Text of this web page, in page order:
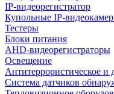
IP-видеорегистратор
Купольные IP-
Тестеры
Блоки питания
AHD-видеорегистраторы
Освещение
Антитеррористическое и
Cистема датчиков